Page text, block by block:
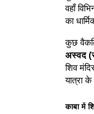
वहाँ
का
कुछ
अस्वद
शिव
यात्रा
काबा में